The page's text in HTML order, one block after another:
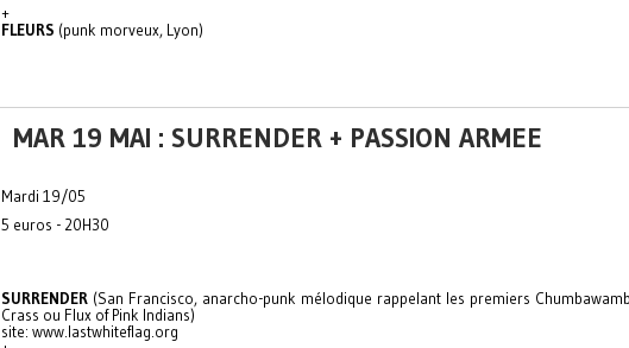
+
FLEURS (punk morveux, Lyon)
MAR 19 MAI : SURRENDER + PASSION ARMEE
Mardi 19/05
5 euros - 20H30
SURRENDER (San Francisco, anarcho-punk mélodique rappelant les premiers
Crass ou Flux of Pink Indians)
site: www.lastwhiteflag.org